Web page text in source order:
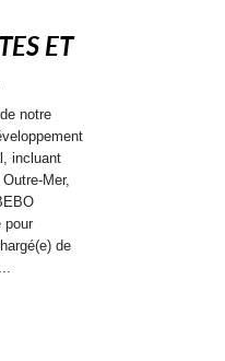
ET
notre
incluant
Outre-Mer,
pour
de